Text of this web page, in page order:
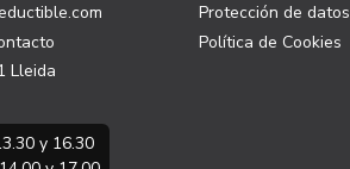
Lleida
y 16.30
Protección de datos
Política de Cookies